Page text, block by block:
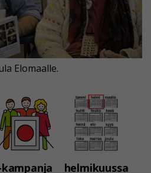
helmikuussa
Elomaalle.